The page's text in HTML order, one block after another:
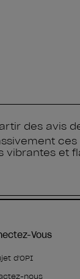
Vous
d'OPI
nous